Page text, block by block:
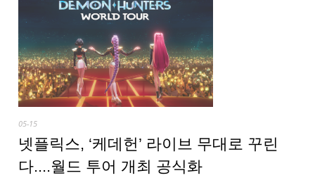
05-15
넷플릭스, ‘케데헌’ 라이브 무대로 꾸린
다....월드 투어 개최 공식화